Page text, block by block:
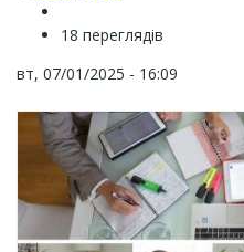
18 переглядів
вт, 07/01/2025 - 16:09